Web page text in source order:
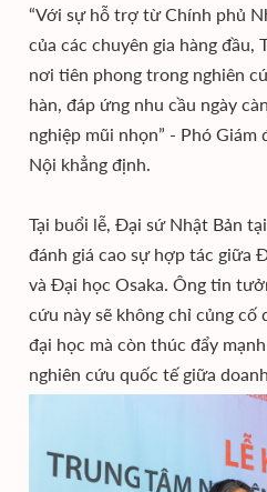
“Với sự hỗ trợ từ Chính phủ
của các chuyên gia hàng đầu,
nơi tiên phong trong nghiên
hàn, đáp ứng nhu cầu ngày
nghiệp mũi nhọn” - Phó
Nội khẳng định.
Tại buổi lễ, Đại sứ Nhật Bản
đánh giá cao sự hợp tác giữa
và Đại học Osaka. Ông tin
cứu này sẽ không chỉ củng cố
đại học mà còn thúc đẩy
nghiên cứu quốc tế giữa